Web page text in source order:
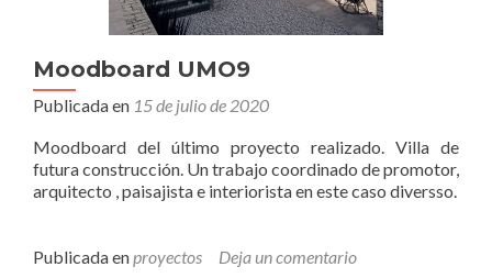
Moodboard UMO9
Publicada en 15 de julio de 2020
Moodboard del último proyecto realizado. Villa de
futura construcción. Un trabajo coordinado de promotor,
arquitecto , paisajista e interiorista en este caso diversso.
Publicada enproyectos Deja un comentario